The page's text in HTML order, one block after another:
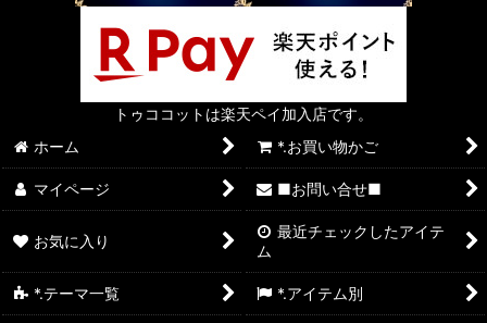
トゥココットは楽天ペイ加入店です。
ホーム
*.お買い物かご
マイページ ■お問い合せ■
お気に入り
最近チェックしたアイテ
ム
*.テーマ一覧 *.アイテム別